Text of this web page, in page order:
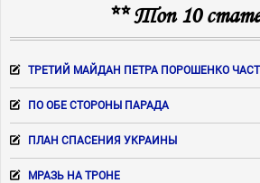
** Топ 10
ТРЕТИЙ МАЙДАН ПЕТРА ПОРОШЕНКО
ПО ОБЕ СТОРОНЫ ПАРАДА
ПЛАН СПАСЕНИЯ УКРАИНЫ
МРАЗЬ НА ТРОНЕ